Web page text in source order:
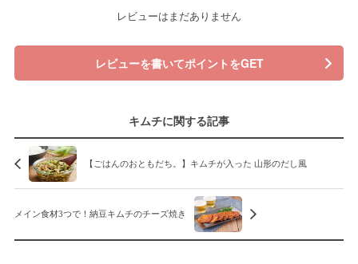
レビューはまだありません
レビューを書いてポイントをGET
キムチに関する記事
【ごはんのおともだち。】キムチが入った 山形のだし風
メイン食材3つで！納豆キムチのチーズ焼き